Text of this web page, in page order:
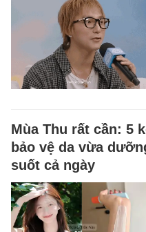
Mùa Thu rất cần: 5
bảo vệ da vừa
suốt cả ngày